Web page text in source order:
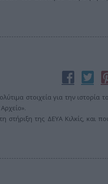
στοιχεία για την ιστορία
της ΔΕΥΑ Κιλκίς, και